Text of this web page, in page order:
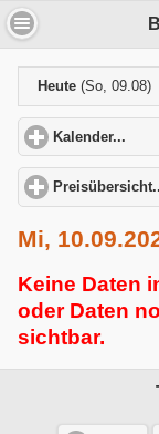
Heute(So, 09.08)
Kalender...
Mi,
Keine Daten
oder Daten
sichtbar.